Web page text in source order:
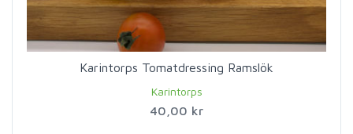
Karintorps Tomatdressing Ramslök
Karintorps
40,00 kr